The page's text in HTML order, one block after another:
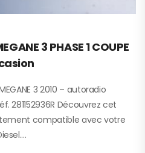
3 PHASE 1 COUPE
3 2010 – autoradio
281152936R Découvrez cet
compatible avec votre